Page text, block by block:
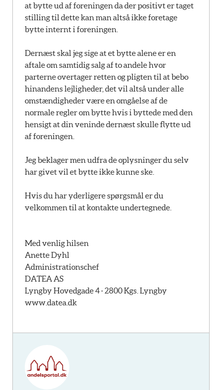
at bytte ud af foreningen da der positivt er taget
stilling til dette kan man altså ikke foretage
bytte internt i foreningen.
Dernæst skal jeg sige at et bytte alene er en
aftale om samtidig salg af to andele hvor
parterne overtager retten og pligten til at bebo
hinandens lejligheder, det vil altså under alle
omstændigheder være en omgåelse af de
normale regler om bytte hvis i byttede med den
hensigt at din veninde dernæst skulle flytte ud
af foreningen.
Jeg beklager men udfra de oplysninger du selv
har givet vil et bytte ikke kunne ske.
Hvis du har yderligere spørgsmål er du
velkommen til at kontakte undertegnede.
Med venlig hilsen
Anette Dyhl
Administrationschef
DATEA AS
Lyngby Hovedgade 4 · 2800 Kgs. Lyngby
www.datea.dk